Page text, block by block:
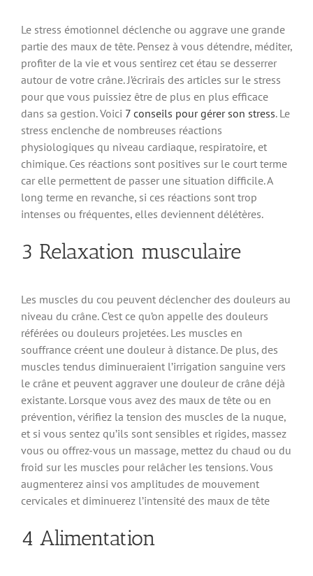
Le stress émotionnel déclenche ou aggrave une grande
partie des maux de tête. Pensez à vous détendre, méditer,
profiter de la vie et vous sentirez cet étau se desserrer
autour de votre crâne. J’écrirais des articles sur le stress
pour que vous puissiez être de plus en plus efficace
dans sa gestion. Voici 7 conseils pour gérer son stress. Le
stress enclenche de nombreuses réactions
physiologiques qu niveau cardiaque, respiratoire, et
chimique. Ces réactions sont positives sur le court terme
car elle permettent de passer une situation difficile. A
long terme en revanche, si ces réactions sont trop
intenses ou fréquentes, elles deviennent délétères.
3 Relaxation musculaire
Les muscles du cou peuvent déclencher des douleurs au
niveau du crâne. C’est ce qu’on appelle des douleurs
référées ou douleurs projetées. Les muscles en
souffrance créent une douleur à distance. De plus, des
muscles tendus diminueraient l’irrigation sanguine vers
le crâne et peuvent aggraver une douleur de crâne déjà
existante. Lorsque vous avez des maux de tête ou en
prévention, vérifiez la tension des muscles de la nuque,
et si vous sentez qu’ils sont sensibles et rigides, massez
vous ou offrez-vous un massage, mettez du chaud ou du
froid sur les muscles pour relâcher les tensions. Vous
augmenterez ainsi vos amplitudes de mouvement
cervicales et diminuerez l’intensité des maux de tête
4 Alimentation